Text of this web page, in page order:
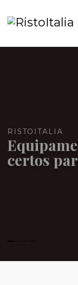
RISTOITALIA
certos